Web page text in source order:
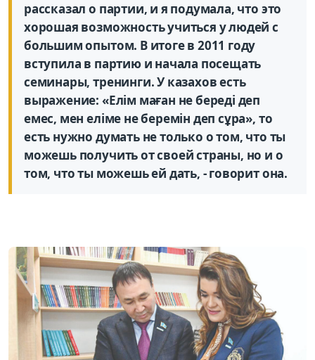
рассказал о партии, и я подумала, что это
хорошая возможность учиться у людей с
большим опытом. В итоге в 2011 году
вступила в партию и начала посещать
семинары, тренинги. У казахов есть
выражение: «Елім маған не береді деп
емес, мен еліме не беремін деп сұра», то
есть нужно думать не только о том, что ты
можешь получить от своей страны, но и о
том, что ты можешь ей дать, - говорит она.